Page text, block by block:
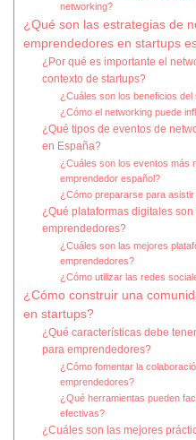
networking?
¿Qué son las estrategias de
emprendedores en startups
¿Por qué es importante el
contexto de startups?
¿Cuáles son los beneficios
¿Cómo el networking puede
¿Qué tipos de eventos de
en España?
¿Cuáles son los eventos más
emprendedor español?
¿Cómo prepararse para
¿Qué plataformas digitales
emprendedores?
¿Cuáles son las mejores
emprendedores?
¿Cómo utilizar las redes
¿Cómo construir una
en startups?
¿Qué características debe
para emprendedores?
¿Cómo fomentar la
emprendedores?
¿Qué herramientas pueden
efectivas?
¿Cuáles son las mejores